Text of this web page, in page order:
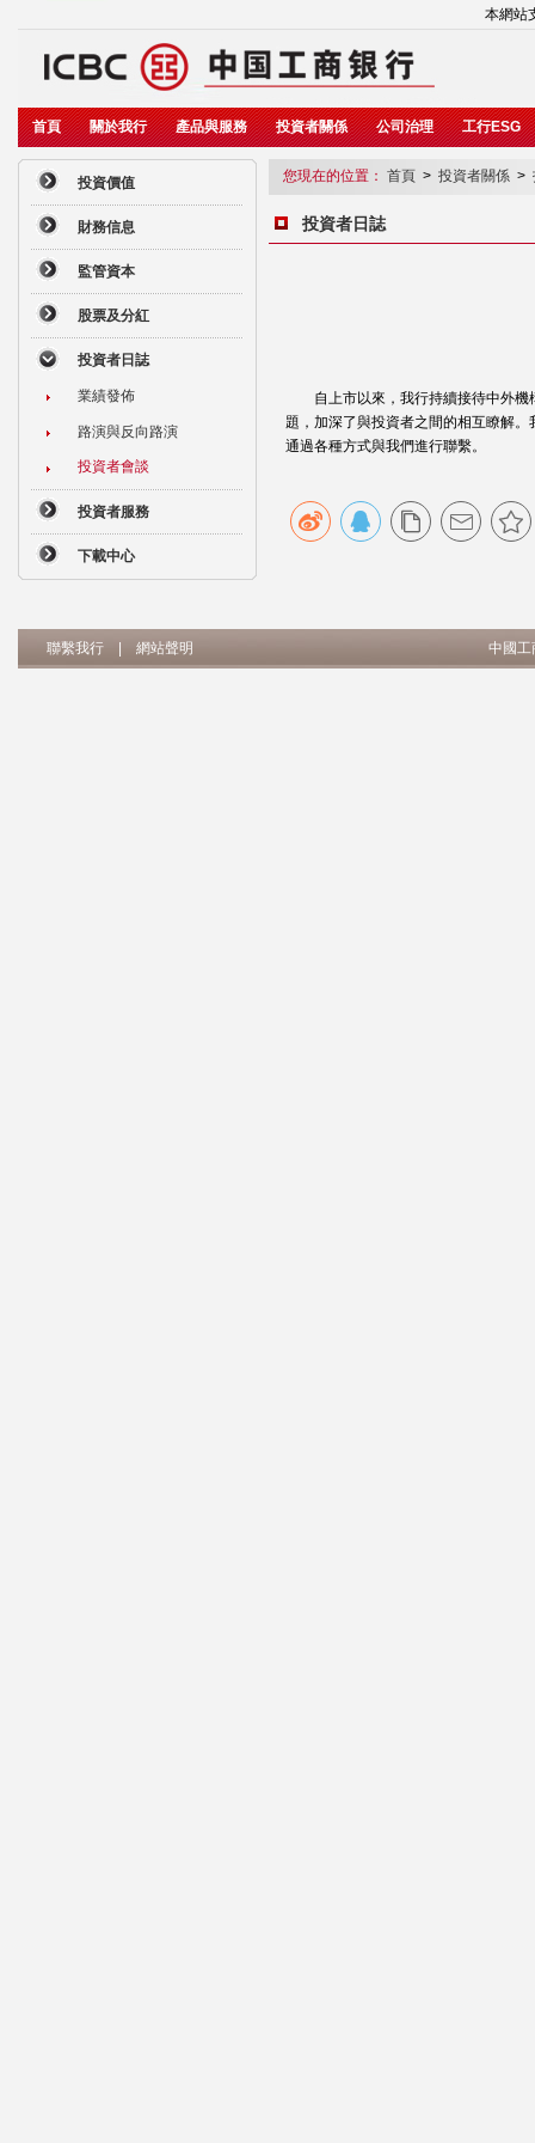
本網站
首頁 關於我行 產品與服務 投資者關係 公司治理 工行ESG
投資價值
財務信息
監管資本
股票及分紅
投資者日誌
業績發佈
路演與反向路演
投資者會談
投資者服務
下載中心
您現在的位置： 首頁 > 投資者關係 >
投資者日誌
自上市以來，我行持續接待中外機
題，加深了與投資者之間的相互瞭解
通過各種方式與我們進行聯繫。
聯繫我行 網站聲明 中國工